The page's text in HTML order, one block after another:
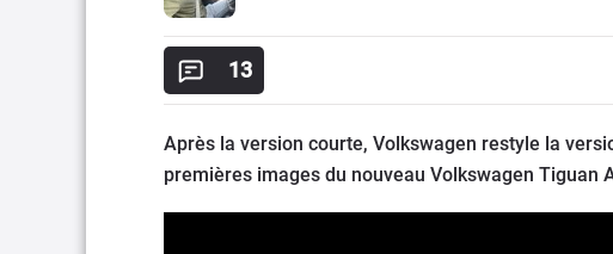
13
Après la version courte, Volkswagen restyle la
premières images du nouveau Volkswagen Tiguan